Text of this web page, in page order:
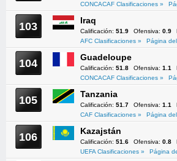
CONCACAF Clasificaciones »
103 Iraq
Calificación: 51.9 Ofensiva: 0.9
AFC Clasificaciones »
Página
104 Guadeloupe
Calificación: 51.8 Ofensiva: 1.1
CONCACAF Clasificaciones »
105 Tanzania
Calificación: 51.7 Ofensiva: 1.1
CAF Clasificaciones »
Página
106 Kazajstán
Calificación: 51.6 Ofensiva: 0.8
UEFA Clasificaciones »
Página